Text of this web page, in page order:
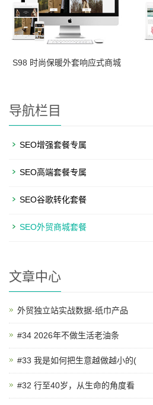
S98 时尚保暖外套响应式商城
导航栏目
SEO增强套餐专属
SEO高端套餐专属
SEO谷歌转化套餐
SEO外贸商城套餐
文章中心
外贸独立站实战数据-纸巾产品
#34 2026年不做生活老油条
#33 我是如何把生意越做越小的(
#32 行至40岁，从生命的角度看